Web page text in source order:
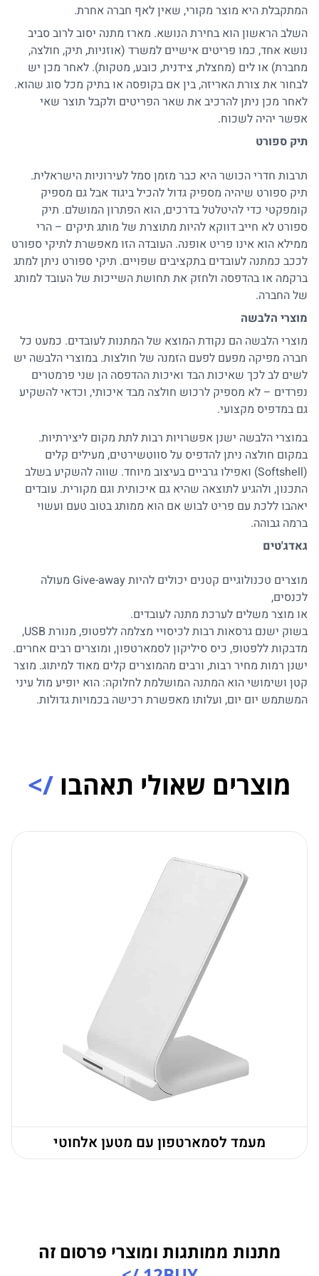
המתקבלת היא מוצר מקורי, שאין לאף חברה אחרת.
השלב הראשון הוא בחירת הנושא. מארז מתנה יסוב לרוב סביב
נושא אחד, כמו פריטים אישיים למשרד (אוזניות, תיק, חולצה,
מחברת) או לים (מחצלת, צידנית, כובע, מטקות). לאחר מכן יש
לבחור את צורת האריזה, בין אם בקופסה או בתיק מכל סוג שהוא.
לאחר מכן ניתן להרכיב את שאר הפריטים ולקבל תוצר שאי
אפשר יהיה לשכוח.
תיק ספורט
תרבות חדרי הכושר היא כבר מזמן סמל לעירוניות הישראלית.
תיק ספורט שיהיה מספיק גדול להכיל ביגוד אבל גם מספיק
קומפקטי כדי להיטלטל בדרכים, הוא הפתרון המושלם. תיק
ספורט לא חייב דווקא להיות מתוצרת של מותג תיקים – הרי
ממילא הוא אינו פריט אופנה. העובדה הזו מאפשרת לתיקי ספורט
לככב כמתנה לעובדים בתקציבים שפויים. תיקי ספורט ניתן למתג
ברקמה או בהדפסה ולחזק את תחושת השייכות של העובד למותג
של החברה.
מוצרי הלבשה
מוצרי הלבשה הם נקודת המוצא של המתנות לעובדים. כמעט כל
חברה מפיקה מפעם לפעם הזמנה של חולצות. במוצרי הלבשה יש
לשים לב לכך שאיכות הבד ואיכות ההדפסה הן שני פרמטרים
נפרדים – לא מספיק לרכוש חולצה מבד איכותי, וכדאי להשקיע
גם במדפיס מקצועי.
במוצרי הלבשה ישנן אפשרויות רבות לתת מקום ליצירתיות.
במקום חולצה ניתן להדפיס על סווטשירטים, מעילים קלים
(Softshell) ואפילו גרביים בעיצוב מיוחד. שווה להשקיע בשלב
התכנון, ולהגיע לתוצאה שהיא גם איכותית וגם מקורית. עובדים
יאהבו ללכת עם פריט לבוש אם הוא ממותג בטוב טעם ועשוי
ברמה גבוהה.
גאדג'טים
מוצרים טכנולוגיים קטנים יכולים להיות Give-away מעולה
לכנסים,
או מוצר משלים לערכת מתנה לעובדים.
בשוק ישנם גרסאות רבות לכיסויי מצלמה ללפטופ, מנורת USB,
מדבקות ללפטופ, כיס סיליקון לסמארטפון, ומוצרים רבים אחרים.
ישנן רמות מחיר רבות, ורבים מהמוצרים קלים מאוד למיתוג. מוצר
קטן ושימושי הוא המתנה המושלמת לחלוקה: הוא יופיע מול עיני
המשתמש יום יום, ועלותו מאפשרת רכישה בכמויות גדולות.
מוצרים שאולי תאהבו />
מעמד לסמארטפון עם מטען אלחוטי
מתנות ממותגות ומוצרי פרסום זה